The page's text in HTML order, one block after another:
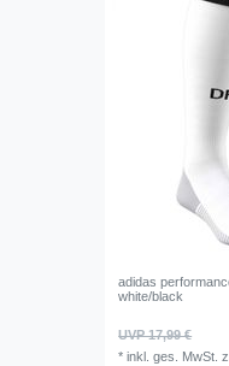
adidas
white/black
UVP 17,99 €
*inkl. ges. MwSt.